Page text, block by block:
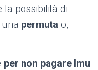
la possibilità di
una permuta o,
per non pagare Imu